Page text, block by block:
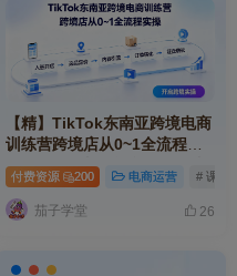
# mp # 视频
【精】TikTok东南亚跨境电商
训练营跨境店从0~1全流程实
操，复盘增长、订单转化、内
容引流、选品定价、入驻开店
付费资源 200 电商运营 # 课程
茄子学堂 26